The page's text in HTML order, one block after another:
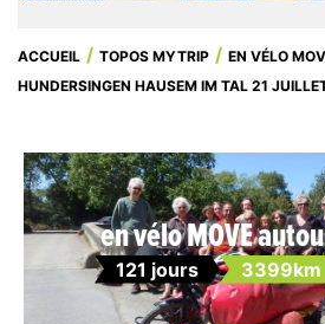
ACCUEIL TOPOS MYTRIP
EN VÉLO
HUNDERSINGEN HAUSEM IM TAL 21
en vélo MOVE
121 jours 3399km